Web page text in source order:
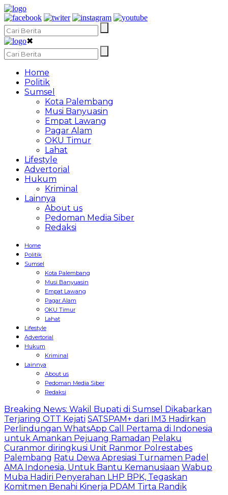
✖
Home
Politik
Sumsel
Kota Palembang
Musi Banyuasin
Empat Lawang
Pagar Alam
OKU Timur
Lahat
Lifestyle
Advertorial
Hukum
Kriminal
Lainnya
About us
Pedoman Media Siber
Redaksi
Home
Politik
Sumsel
Kota Palembang
Musi Banyuasin
Empat Lawang
Pagar Alam
OKU Timur
Lahat
Lifestyle
Advertorial
Hukum
Kriminal
Lainnya
About us
Pedoman Media Siber
Redaksi
Breaking News: Wakil Bupati di Sumsel Dikabarkan
Terjaring OTT Kejati SATSPAM+ dari IM3 Hadirkan
Perlindungan WhatsApp Call Pertama di Indonesia
untuk Amankan Pejuang Ramadan Pelaku
Curanmor diringkusi Unit Ranmor Polrestabes
Palembang Ratu Dewa Apresiasi Turnamen Padel
AMA Indonesia, Untuk Bantu Kemanusiaan Wabup
Muba Hadiri Penyerahan LHP BPK, Tegaskan
Komitmen Benahi Kinerja PDAM Tirta Randik